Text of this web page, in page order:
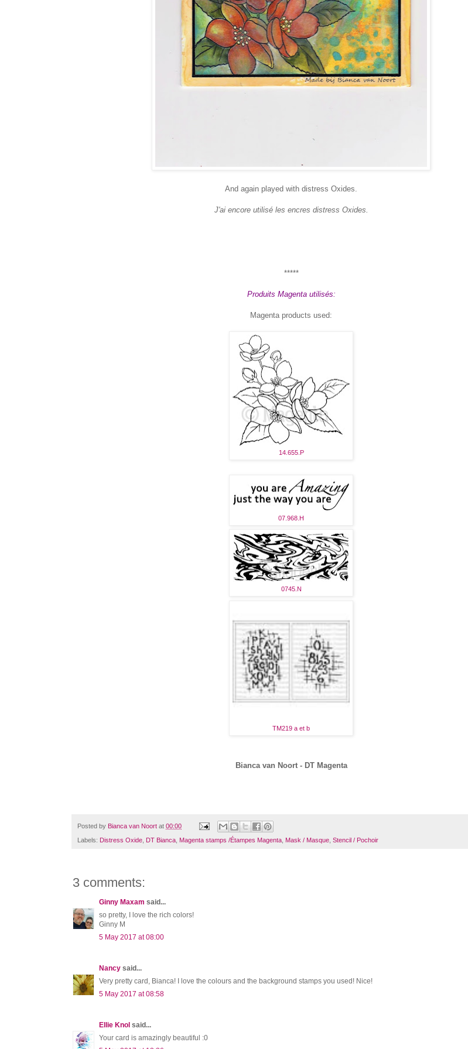
And again played with distress Oxides.
J'ai encore utilisé les encres distress Oxides.
*****
Produits Magenta utilisés:
Magenta products used:
14.655.P
07.968.H
0745.N
TM219 a et b
Bianca van Noort - DT Magenta
Posted by Bianca van Noort at 00:00
Labels: Distress Oxide DT Bianca Magenta stamps /Étampes Magenta Mask / Masque Stencil / Pochoir
3 comments:
Ginny Maxam said...
so pretty, I love the rich colors!
Ginny M
5 May 2017 at 08:00
Nancy said...
Very pretty card, Bianca! I love the colours and the background stamps you used! Nice!
5 May 2017 at 08:58
Ellie Knol said...
Your card is amazingly beautiful :0